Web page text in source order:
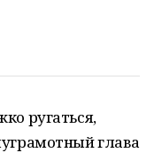
ругаться,
глава